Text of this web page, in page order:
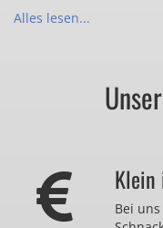
Alles lesen...
Bei